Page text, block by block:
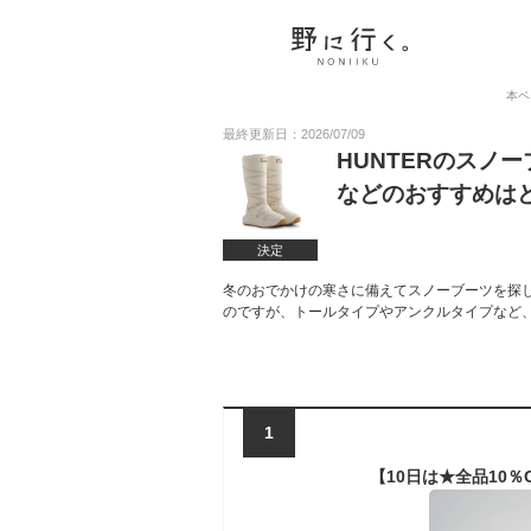
本
最終更新日：2026/07/09
決定
HUNTERのスノー
などのおすすめは
冬のおでかけの寒さに備えてスノーブーツを
のですが、トールタイプやアンクルタイプな
1